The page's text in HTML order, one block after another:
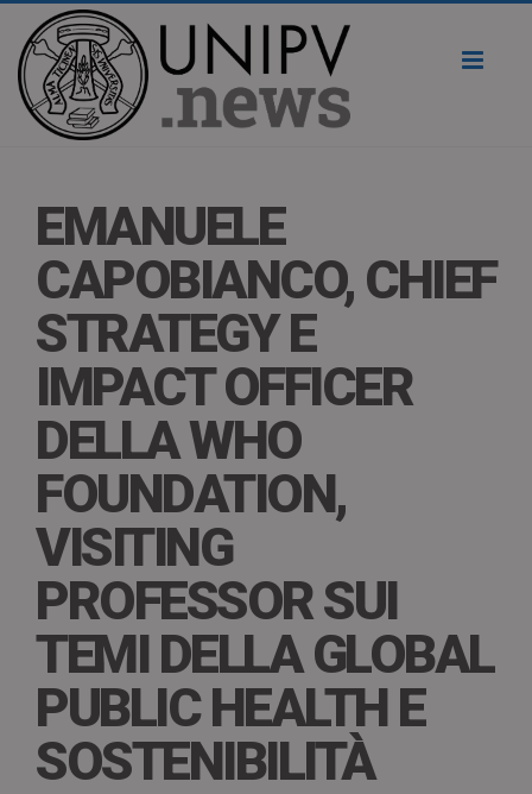
EMANUELE
CAPOBIANCO, CHIEF
STRATEGY E
IMPACT OFFICER
DELLA WHO
FOUNDATION,
VISITING
PROFESSOR SUI
TEMI DELLA GLOBAL
PUBLIC HEALTH E
SOSTENIBILITÀ